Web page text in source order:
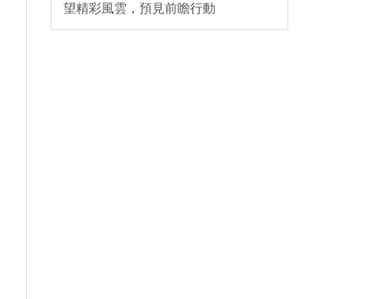
望精彩風雲，預見前瞻行動